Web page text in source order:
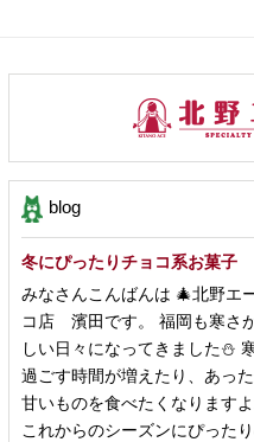
blog
冬にぴったりチョコ系お菓子
みなさんこんばんは 🎄北野エ
コ店 濱田です。 福岡も寒さ
しい日々になってきました⛄️
過ごす時間が増えたり、あっ
甘いものを食べたくなります
これからのシーズンにぴった